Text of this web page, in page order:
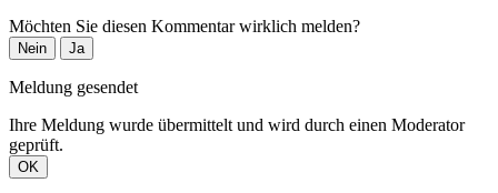
Möchten Sie diesen Kommentar wirklich melden?
Nein Ja
Meldung gesendet
Ihre Meldung wurde übermittelt und wird durch einen Moderator
geprüft.
OK